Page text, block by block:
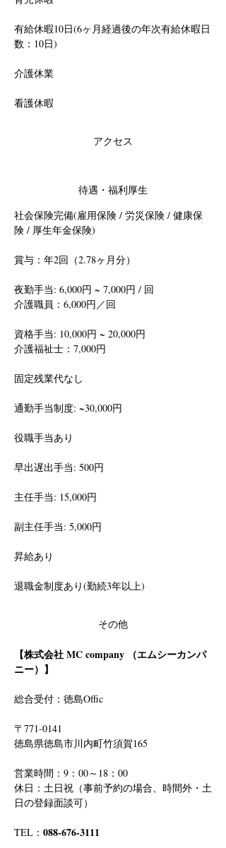
有給休暇10日(6ヶ月経過後の年次有給休暇日
数：10日)
介護休業
看護休暇
アクセス
待遇・福利厚生
社会保険完備(雇用保険 / 労災保険 / 健康保
険 / 厚生年金保険)
賞与：年2回（2.78ヶ月分）
夜勤手当: 6,000円 ~ 7,000円 / 回
介護職員：6,000円／回
資格手当: 10,000円 ~ 20,000円
介護福祉士：7,000円
固定残業代なし
通勤手当制度: ~30,000円
役職手当あり
早出遅出手当: 500円
主任手当: 15,000円
副主任手当: 5,000円
昇給あり
退職金制度あり(勤続3年以上)
その他
【株式会社 MC company （エムシーカンパ
ニー）】
総合受付：徳島Offic
〒771-0141
徳島県徳島市川内町竹須賀165
営業時間：9：00～18：00
休日：土日祝（事前予約の場合、時間外・土
日の登録面談可）
TEL： 088-676-3111